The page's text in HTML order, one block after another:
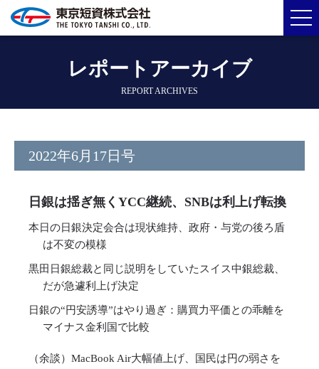
レポートアーカイブ
REPORT ARCHIVES
2022年6月17日号
日銀は揺ぎ無くYCC継続、SNBは利上げ転換
本日の日銀決定会合は現状維持、政府・与党の後ろ盾
は不変の模様
黒田日銀総裁と同じ説明をしていたスイス中銀総裁、
だが急遽利上げ決定
日銀の“円安誘導”はやり過ぎ：購買力平価との乖離を
マイナス金利国で比較
（余談）MacBook Air大幅値上げ、国民は円の弱さを